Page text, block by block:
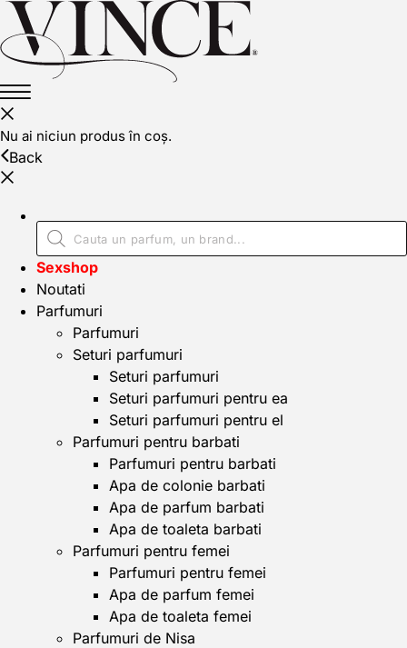
Nu ai niciun produs în coș.
Back
Sexshop
Noutati
Parfumuri
Parfumuri
Seturi parfumuri
Seturi parfumuri
Seturi parfumuri pentru ea
Seturi parfumuri pentru el
Parfumuri pentru barbati
Parfumuri pentru barbati
Apa de colonie barbati
Apa de parfum barbati
Apa de toaleta barbati
Parfumuri pentru femei
Parfumuri pentru femei
Apa de parfum femei
Apa de toaleta femei
Parfumuri de Nisa